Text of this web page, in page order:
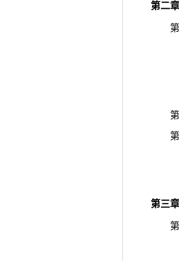
第二
第一
一
二
三
第二
第三
一
二
第三
第一
一